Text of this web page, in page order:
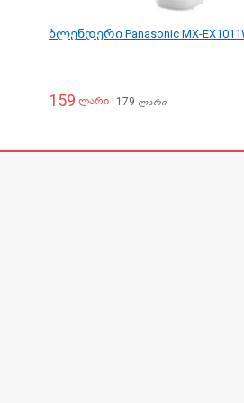
ბლენდერი Panasonic MX-
159 ლარი 179ლარი